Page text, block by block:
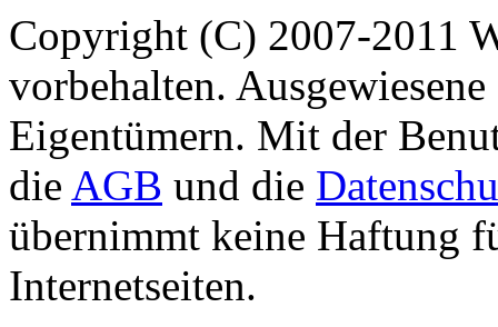
Copyright (C) 2007-2011
vorbehalten.
Eigentümern. Mit der
die AGB und die
übernimmt keine Haftung
Internetseiten.